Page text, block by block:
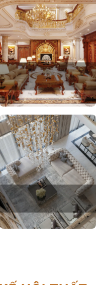
THIẾT KẾ THI CÔNG
NỘI THẤT
Cung cấp các giải pháp
theo phong cách sống với
thiết kế nội thất thông minh
mang tính thẩm mỹ cao
Xem chi tiết